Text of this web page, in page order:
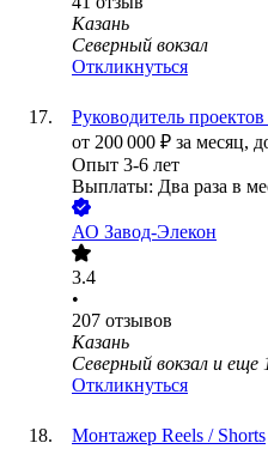
Казань
Северный вокзал
Откликнуться
Руководитель
от 200 000 ₽ за месяц,
Опыт 3-6 лет
Выплаты: Два раза в
АО Завод-Элекон
3.4
•
207 отзывов
Казань
Северный вокзал и еще
Откликнуться
Монтажер Reels / Shorts